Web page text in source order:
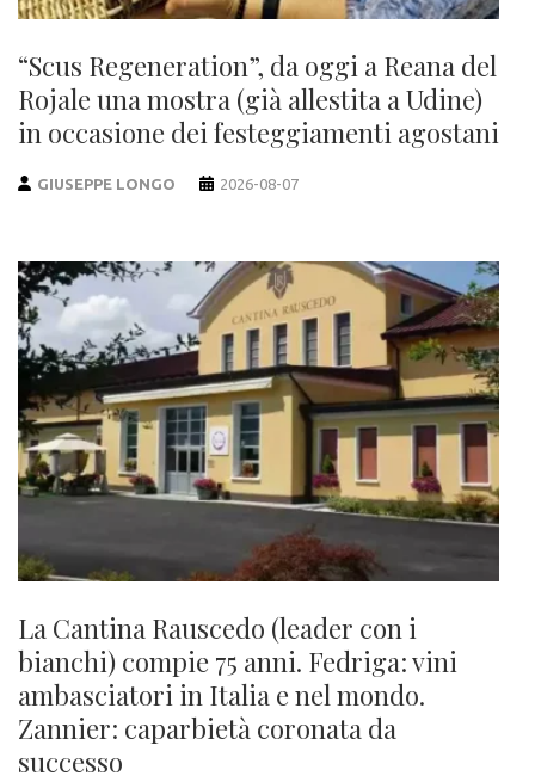
“Scus Regeneration”, da oggi a Reana del
Rojale una mostra (già allestita a Udine)
in occasione dei festeggiamenti agostani
GIUSEPPE LONGO 2026-08-07
La Cantina Rauscedo (leader con i
bianchi) compie 75 anni. Fedriga: vini
ambasciatori in Italia e nel mondo.
Zannier: caparbietà coronata da
successo